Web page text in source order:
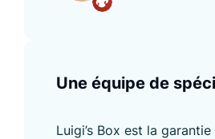
Une équipe de
Luigi’s Box est la